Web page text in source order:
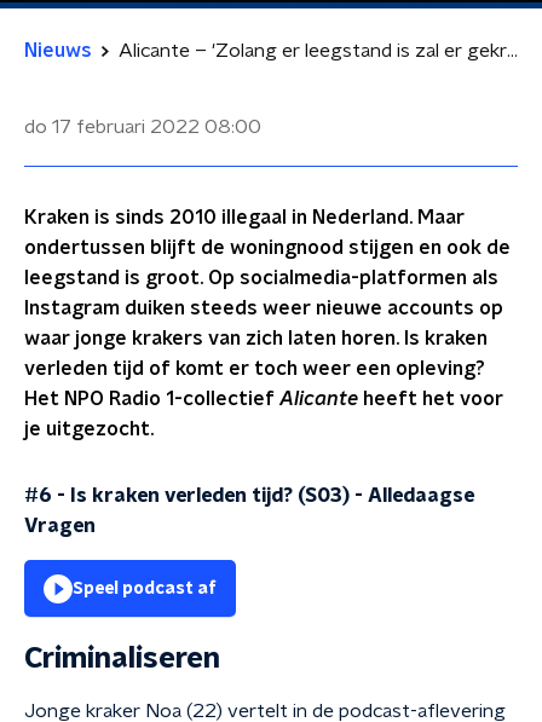
Nieuws Alicante – 'Zolang er leegstand is zal er gekraakt worden'
do 17 februari 2022 08:00
Kraken is sinds 2010 illegaal in Nederland. Maar
ondertussen blijft de woningnood stijgen en ook de
leegstand is groot. Op socialmedia-platformen als
Instagram duiken steeds weer nieuwe accounts op
waar jonge krakers van zich laten horen. Is kraken
verleden tijd of komt er toch weer een opleving?
Het NPO Radio 1-collectief Alicante heeft het voor
je uitgezocht.
#6 - Is kraken verleden tijd? (S03) - Alledaagse
Vragen
Speel podcast af
Criminaliseren
Jonge kraker Noa (22) vertelt in de podcast-aflevering